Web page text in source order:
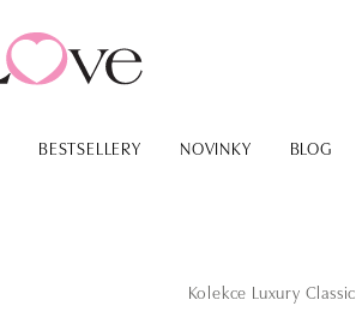
BESTSELLERY NOVINKY BLOG
Kolekce Luxury Classic